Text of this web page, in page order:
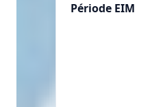
Période EIM